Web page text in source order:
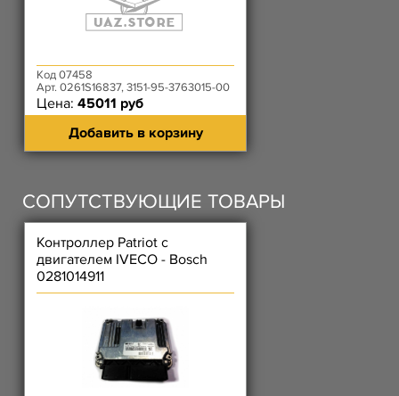
Код 07458
Арт. 0261S16837, 3151-95-3763015-00
Цена: 45011 руб
Добавить в корзину
СОПУТСТВУЮЩИЕ ТОВАРЫ
Контроллер Patriot с
двигателем IVECO - Bosch
0281014911